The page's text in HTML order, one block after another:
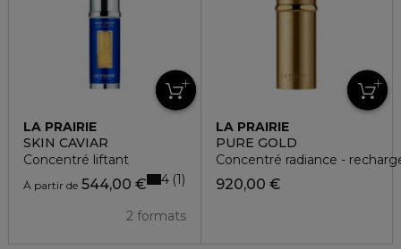
LA PRAIRIE
SKIN CAVIAR
Concentré liftant
À partir de 544,00 €
2 formats
4 1
LA PRAIRIE
PURE GOLD
Concentré radiance -
920,00 €